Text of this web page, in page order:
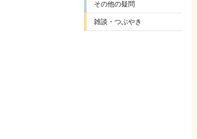
その他の疑問
雑談・つぶやき